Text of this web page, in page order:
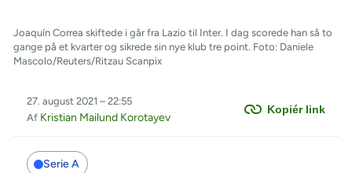
Joaquín Correa skiftede i går fra Lazio til Inter. I dag scorede han så to
gange på et kvarter og sikrede sin nye klub tre point. Foto: Daniele
Mascolo/Reuters/Ritzau Scanpix
Kopiér link
27. august 2021 – 22:55
Af Kristian Mailund Korotayev
Serie A